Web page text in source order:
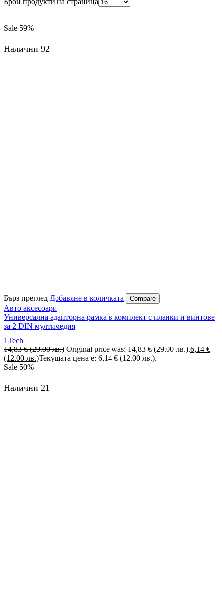
Sale 59%
Налични 92
Бърз преглед Добавяне в количката Compare
Авто аксесоари
Универсална адапторна рамка в комплект с планки и винтове
за 2 DIN мултимедия
1Tech
14,83€ (29.00 лв.) Original price was: 14,83 € (29.00 лв.).6,14 €
(12.00 лв.)Текущата цена е: 6,14 € (12.00 лв.).
Sale 50%
Налични 21